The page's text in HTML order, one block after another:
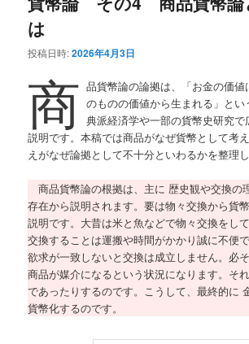
は
投稿日時:2026年4月3日
商 品貨幣論の論拠は、「お金の価値
のものの価値から生まれる」と
典派経済学や一部の貨幣史研究で
説明です。本稿では商品がなぜ貨幣として考
えがなぜ論拠として不十分といわるかを整理し
商品貨幣論の根拠は、主に 歴史観や交換の
存在から説明されます。要は物々交換から貨
説明です。大昔は米と魚などで物々交換をし
交換することは運搬や時間がかかり誠に不便
欲求が一致しないと交換は成立しません。必
商品が媒介になるという状況になります。そ
であったりするのです。こうして、最終的に
貨幣化するのです。